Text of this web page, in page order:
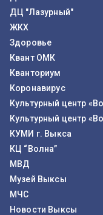
ДЦ "Лазурный"
ЖКХ
Здоровье
Квант ОМК
Кванториум
Коронавирус
Культурный центр
Культурный центр
КУМИ г. Выкса
КЦ “Волна”
МВД
Музей Выксы
МЧС
Новости Выксы